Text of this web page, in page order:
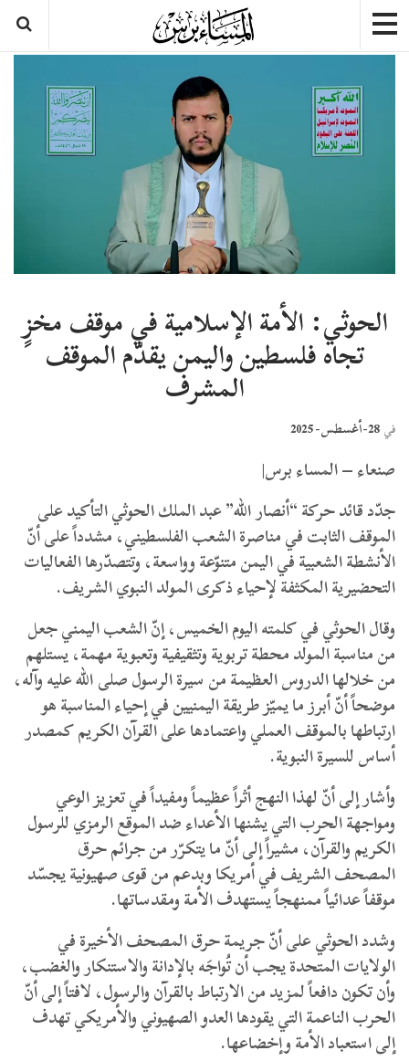
الحوثي: الأمة الإسلامية في موقف مخزٍ
تجاه فلسطين واليمن يقدّم الموقف
المشرف
في 28-أغسطس- 2025
صنعاء – المساء برس|
جدّد قائد حركة “أنصار الله” عبد الملك الحوثي التأكيد على
الموقف الثابت في مناصرة الشعب الفلسطيني، مشدداً على أنّ
الأنشطة الشعبية في اليمن متنوّعة وواسعة، وتتصدّرها الفعاليات
التحضيرية المكثفة لإحياء ذكرى المولد النبوي الشريف.
وقال الحوثي في كلمته اليوم الخميس، إنّ الشعب اليمني جعل
من مناسبة المولد محطة تربوية وتثقيفية وتعبوية مهمة، يستلهم
من خلالها الدروس العظيمة من سيرة الرسول صلى الله عليه وآله،
موضحاً أنّ أبرز ما يميّز طريقة اليمنيين في إحياء المناسبة هو
ارتباطها بالموقف العملي واعتمادها على القرآن الكريم كمصدر
أساس للسيرة النبوية.
وأشار إلى أنّ لهذا النهج أثراً عظيماً ومفيداً في تعزيز الوعي
ومواجهة الحرب التي يشنها الأعداء ضد الموقع الرمزي للرسول
الكريم والقرآن، مشيراً إلى أنّ ما يتكرّر من جرائم حرق
المصحف الشريف في أمريكا وبدعم من قوى صهيونية يجسّد
موقفاً عدائياً ممنهجاً يستهدف الأمة ومقدساتها.
وشدد الحوثي على أنّ جريمة حرق المصحف الأخيرة في
الولايات المتحدة يجب أن تُواجَه بالإدانة والاستنكار والغضب،
وأن تكون دافعاً لمزيد من الارتباط بالقرآن والرسول، لافتاً إلى أنّ
الحرب الناعمة التي يقودها العدو الصهيوني والأمريكي تهدف
إلى استعباد الأمة وإخضاعها.